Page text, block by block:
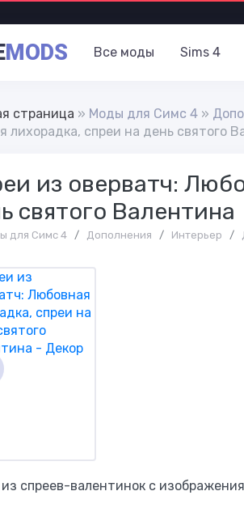
MODS Все моды Sims 4
страница » Моды для Симс 4 »
лихорадка, спреи на день святого
из оверватч:
святого Валентина
для Симс 4 / Дополнения / Интерьер /
спреев-валентинок с